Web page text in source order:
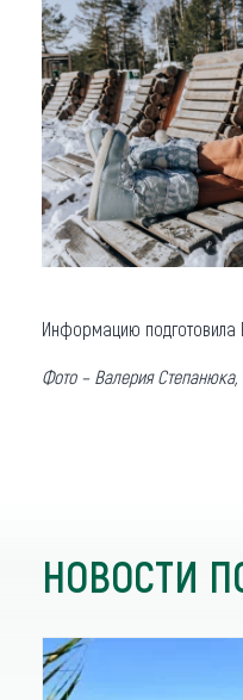
Информацию подготовила
Фото – Валерия
НОВОСТИ